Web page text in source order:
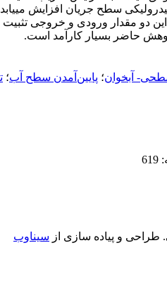
دو مقدار ورودی و خروجی
حاضر بسیار کارآمد است.
آبخوان‌؛ پایین‌آمدن سطح آب؛
طراحی و پیاده سازی از سیناوب